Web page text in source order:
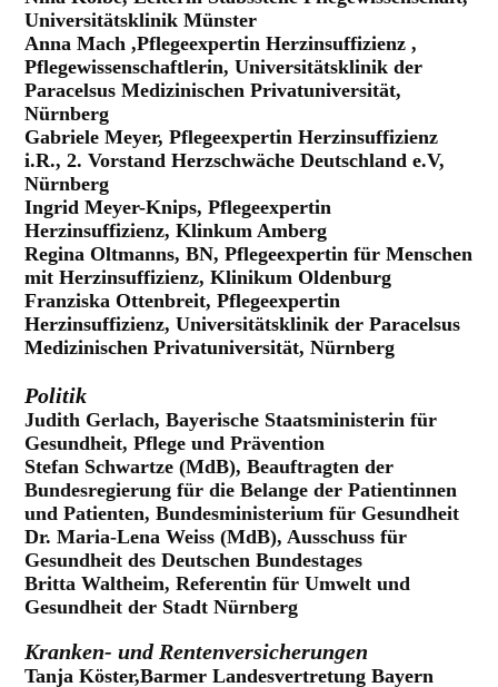
Universitätsklinik Münster
Anna Mach ,Pflegeexpertin Herzinsuffizienz ,
Pflegewissenschaftlerin, Universitätsklinik der
Paracelsus Medizinischen Privatuniversität,
Nürnberg
Gabriele Meyer, Pflegeexpertin Herzinsuffizienz
i.R., 2. Vorstand Herzschwäche Deutschland e.V,
Nürnberg
Ingrid Meyer-Knips, Pflegeexpertin
Herzinsuffizienz, Klinkum Amberg
Regina Oltmanns, BN, Pflegeexpertin für Menschen
mit Herzinsuffizienz, Klinikum Oldenburg
Franziska Ottenbreit, Pflegeexpertin
Herzinsuffizienz, Universitätsklinik der Paracelsus
Medizinischen Privatuniversität, Nürnberg
Politik
Judith Gerlach, Bayerische Staatsministerin für
Gesundheit, Pflege und Prävention
Stefan Schwartze (MdB), Beauftragten der
Bundesregierung für die Belange der Patientinnen
und Patienten, Bundesministerium für Gesundheit
Dr. Maria-Lena Weiss (MdB), Ausschuss für
Gesundheit des Deutschen Bundestages
Britta Waltheim, Referentin für Umwelt und
Gesundheit der Stadt Nürnberg
Kranken- und Rentenversicherungen
Tanja Köster,Barmer Landesvertretung Bayern